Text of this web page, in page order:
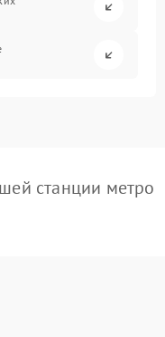
станции метро